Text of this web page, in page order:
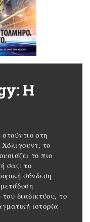
Η
στη
το
το πιο
σας: το
σύνδεση
διαδικτύου, το
ιστορία